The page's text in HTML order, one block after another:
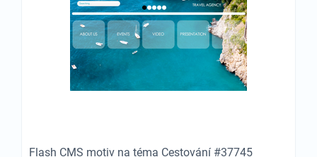
Flash CMS motiv na téma Cestování #37745